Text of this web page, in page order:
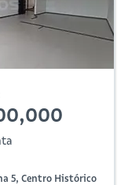
5, Centro Histórico